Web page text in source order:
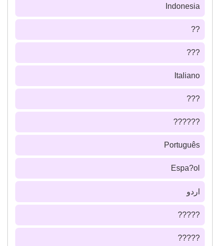
Indonesia
??
???
Italiano
???
??????
Português
Espa?ol
اردو
?????
?????